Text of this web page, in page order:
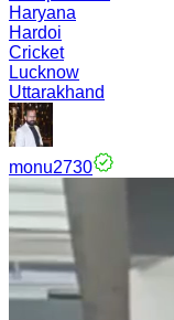
Haryana
Hardoi
Cricket
Lucknow
Uttarakhand
monu2730